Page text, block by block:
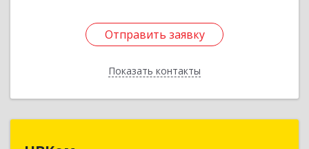
Отправить заявку
Показать контакты
Отправить заявку
Назад